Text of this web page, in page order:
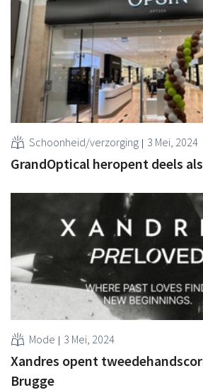
Schoonheid/verzorging 3 Mei, 2024
GrandOptical heropent deels
Mode 3 Mei, 2024
Xandres opent
Brugge